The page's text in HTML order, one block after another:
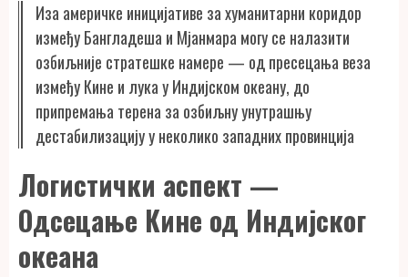
Иза америчке иницијативе за хуманитарни коридор
између Бангладеша и Мјанмара могу се налазити
озбиљније стратешке намере — од пресецања веза
између Кине и лука у Индијском океану, до
припремања терена за озбиљну унутрашњу
дестабилизацију у неколико западних провинција
Логистички аспект —
Одсецање Кине од Индијског
океана